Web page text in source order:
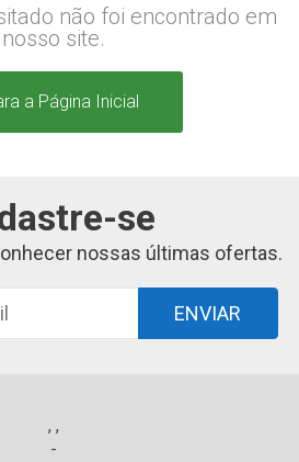
não foi encontrado em
nosso site.
a Página Inicial
se
nossas últimas ofertas.
ENVIAR
, ,
-